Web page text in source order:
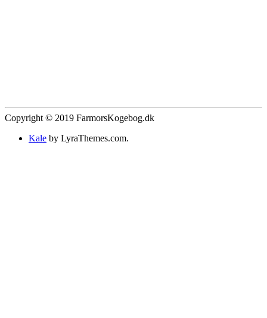
Copyright © 2019 FarmorsKogebog.dk
Kale by LyraThemes.com.